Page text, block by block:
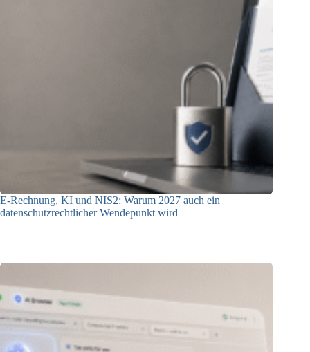
E-Rechnung, KI und NIS2: Warum 2027 auch ein
datenschutzrechtlicher Wendepunkt wird